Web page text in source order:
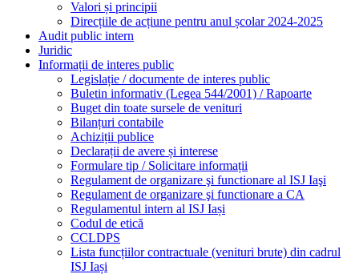
Valori și principii
Direcțiile de acțiune pentru anul școlar 2024-2025
Audit public intern
Juridic
Informații de interes public
Legislație / documente de interes public
Buletin informativ (Legea 544/2001) / Rapoarte
Buget din toate sursele de venituri
Bilanțuri contabile
Achiziții publice
Declarații de avere și interese
Formulare tip / Solicitare informații
Regulament de organizare şi functionare al ISJ Iaşi
Regulament de organizare şi functionare a CA
Regulamentul intern al ISJ Iași
Codul de etică
CCLDPS
Lista funcțiilor contractuale (venituri brute) din cadrul
ISJ Iași